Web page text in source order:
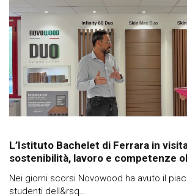
L’Istituto Bachelet di Ferrara in
sostenibilità, lavoro e competenze
Nei giorni scorsi Novowood ha avuto il
studenti dell&rsq…